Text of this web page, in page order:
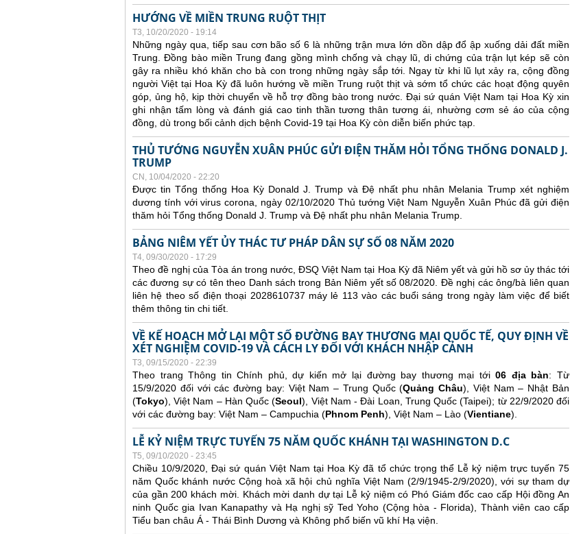
HƯỚNG VỀ MIỀN TRUNG RUỘT THỊT
T3, 10/20/2020 - 19:14
Những ngày qua, tiếp sau cơn bão số 6 là những trận mưa lớn dồn dập đổ ập xuống dải đất miền
Trung. Đồng bào miền Trung đang gồng mình chống và chạy lũ, di chứng của trận lụt kép sẽ còn
gây ra nhiều khó khăn cho bà con trong những ngày sắp tới. Ngay từ khi lũ lụt xảy ra, cộng đồng
người Việt tại Hoa Kỳ đã luôn hướng về miền Trung ruột thịt và sớm tổ chức các hoạt động quyên
góp, ủng hộ, kịp thời chuyển về hỗ trợ đồng bào trong nước. Đại sứ quán Việt Nam tại Hoa Kỳ xin
ghi nhận tấm lòng và đánh giá cao tinh thần tương thân tương ái, nhường cơm sẻ áo của cộng
đồng, dù trong bối cảnh dịch bệnh Covid-19 tại Hoa Kỳ còn diễn biến phức tạp.
THỦ TƯỚNG NGUYỄN XUÂN PHÚC GỬI ĐIỆN THĂM HỎI TỔNG THỐNG DONALD J.
TRUMP
CN, 10/04/2020 - 22:20
Được tin Tổng thống Hoa Kỳ Donald J. Trump và Đệ nhất phu nhân Melania Trump xét nghiệm
dương tính với virus corona, ngày 02/10/2020 Thủ tướng Việt Nam Nguyễn Xuân Phúc đã gửi điện
thăm hỏi Tổng thống Donald J. Trump và Đệ nhất phu nhân Melania Trump.
BẢNG NIÊM YẾT ỦY THÁC TƯ PHÁP DÂN SỰ SỐ 08 NĂM 2020
T4, 09/30/2020 - 17:29
Theo đề nghị của Tòa án trong nước, ĐSQ Việt Nam tại Hoa Kỳ đã Niêm yết và gửi hồ sơ ủy thác tới
các đương sự có tên theo Danh sách trong Bản Niêm yết số 08/2020. Đề nghị các ông/bà liên quan
liên hệ theo số điện thoại 2028610737 máy lẻ 113 vào các buổi sáng trong ngày làm việc để biết
thêm thông tin chi tiết.
VỀ KẾ HOẠCH MỞ LẠI MỘT SỐ ĐƯỜNG BAY THƯƠNG MẠI QUỐC TẾ, QUY ĐỊNH VỀ
XÉT NGHIỆM COVID-19 VÀ CÁCH LY ĐỐI VỚI KHÁCH NHẬP CẢNH
T3, 09/15/2020 - 22:39
Theo trang Thông tin Chính phủ, dự kiến mở lại đường bay thương mại tới06 địa bàn:Từ
15/9/2020 đối với các đường bay: Việt Nam – Trung Quốc (Quảng Châu), Việt Nam – Nhật Bản
(Tokyo), Việt Nam – Hàn Quốc (Seoul), Việt Nam - Đài Loan, Trung Quốc (Taipei); từ 22/9/2020 đối
với các đường bay: Việt Nam – Campuchia (Phnom Penh), Việt Nam – Lào (Vientiane).
LỄ KỶ NIỆM TRỰC TUYẾN 75 NĂM QUỐC KHÁNH TẠI WASHINGTON D.C
T5, 09/10/2020 - 23:45
Chiều 10/9/2020, Đại sứ quán Việt Nam tại Hoa Kỳ đã tổ chức trọng thể Lễ kỷ niệm trực tuyến 75
năm Quốc khánh nước Cộng hoà xã hội chủ nghĩa Việt Nam (2/9/1945-2/9/2020), với sự tham dự
của gần 200 khách mời. Khách mời danh dự tại Lễ kỷ niệm có Phó Giám đốc cao cấp Hội đồng An
ninh Quốc gia Ivan Kanapathy và Hạ nghị sỹ Ted Yoho (Cộng hòa - Florida), Thành viên cao cấp
Tiểu ban châu Á - Thái Bình Dương và Không phổ biến vũ khí Hạ viện.